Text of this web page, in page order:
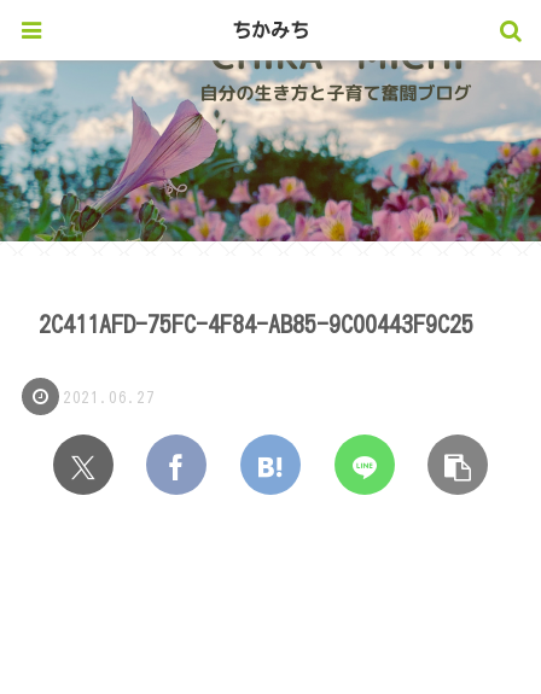
2C411AFD-75FC-4F84-AB85-9C00443F9C25
2021.06.27
ちかみち